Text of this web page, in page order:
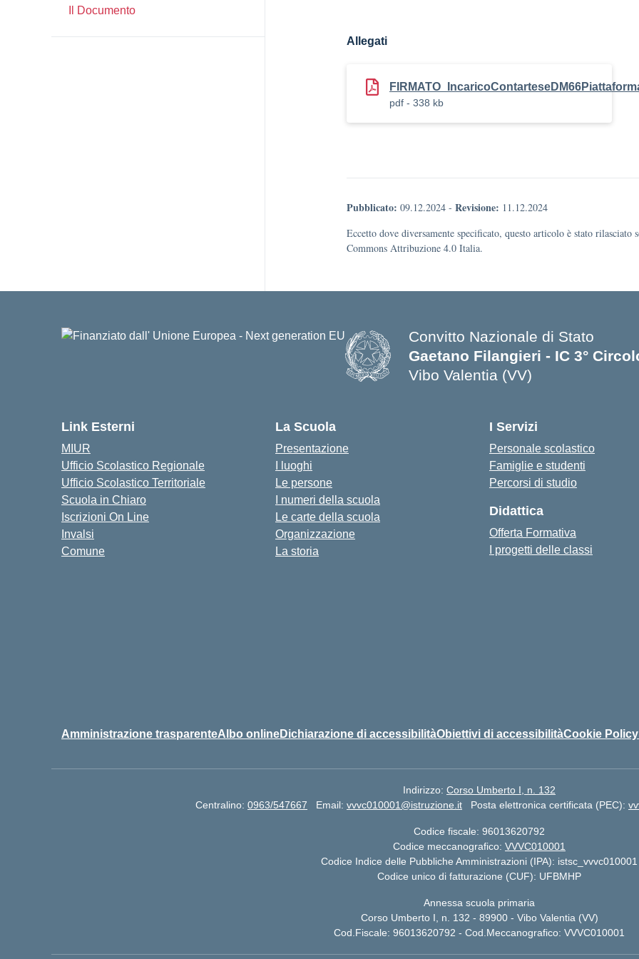
Il Documento
Allegati
pdf - 338 kb
Pubblicato: 09.12.2024 - Revisione: 11.12.2024
Eccetto dove diversamente specificato, questo articolo è stato rilasciato
Commons Attribuzione 4.0 Italia.
Convitto Nazionale di Stato
Gaetano Filangieri - IC 3°
Vibo Valentia (VV)
Link Esterni
MIUR
Ufficio Scolastico Regionale
Ufficio Scolastico Territoriale
Scuola in Chiaro
Iscrizioni On Line
Invalsi
Comune
La Scuola
Presentazione
I luoghi
Le persone
I numeri della scuola
Le carte della scuola
Organizzazione
La storia
I Servizi
Personale scolastico
Famiglie e studenti
Percorsi di studio
Didattica
Offerta Formativa
I progetti delle classi
Amministrazione trasparenteAlbo onlineDichiarazione di accessibilitàObiettivi di accessibilitàCookie Policy
Indirizzo: Corso Umberto I, n. 132
Centralino: 0963/547667 Email: vvvc010001@istruzione.it Posta elettronica certificata (PEC):
Codice fiscale: 96013620792
Codice meccanografico: VVVC010001
Codice Indice delle Pubbliche Amministrazioni (IPA): istsc_vvvc010001
Codice unico di fatturazione (CUF): UFBMHP
Annessa scuola primaria
Corso Umberto I, n. 132 - 89900 - Vibo Valentia (VV)
Cod.Fiscale: 96013620792 - Cod.Meccanografico: VVVC010001